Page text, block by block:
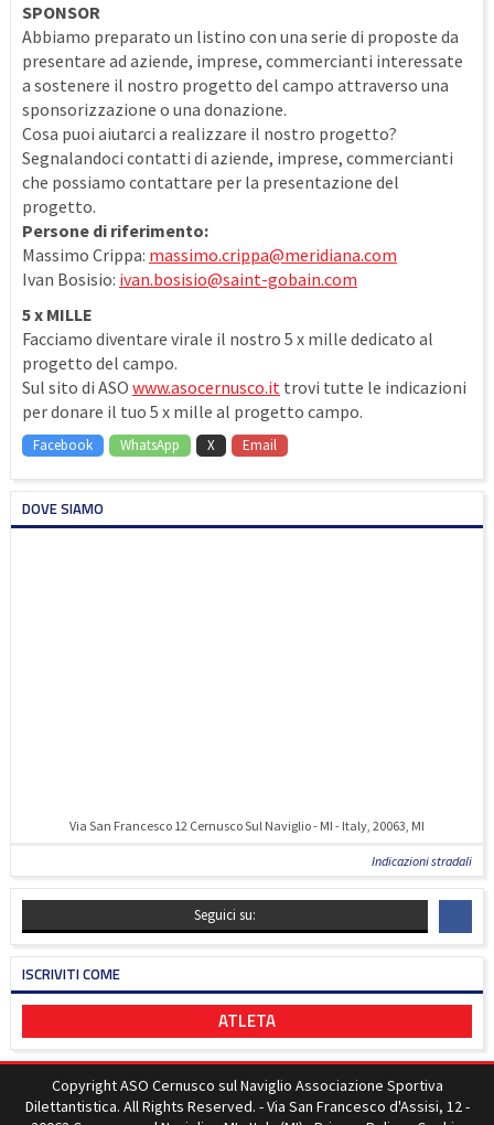
SPONSOR
Abbiamo preparato un listino con una serie di proposte da
presentare ad aziende, imprese, commercianti interessate
a sostenere il nostro progetto del campo attraverso una
sponsorizzazione o una donazione.
Cosa puoi aiutarci a realizzare il nostro progetto?
Segnalandoci contatti di aziende, imprese, commercianti
che possiamo contattare per la presentazione del
progetto.
Persone di riferimento:
Massimo Crippa: massimo.crippa@meridiana.com
Ivan Bosisio: ivan.bosisio@saint-gobain.com
5 x MILLE
Facciamo diventare virale il nostro 5 x mille dedicato al
progetto del campo.
Sul sito di ASO www.asocernusco.it trovi tutte le indicazioni
per donare il tuo 5 x mille al progetto campo.
Facebook WhatsApp X Email
DOVE SIAMO
Via San Francesco 12 Cernusco Sul Naviglio - MI - Italy, 20063, MI
Indicazioni stradali
Seguici su:
ISCRIVITI COME
ATLETA
Copyright ASO Cernusco sul Naviglio Associazione Sportiva
Dilettantistica. All Rights Reserved. - Via San Francesco d'Assisi, 12 -